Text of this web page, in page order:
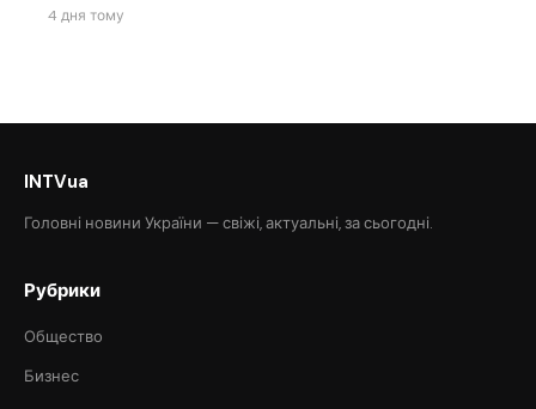
4 дня тому
INTVua
Головні новини України — свіжі, актуальні, за сьогодні.
Рубрики
Общество
Бизнес